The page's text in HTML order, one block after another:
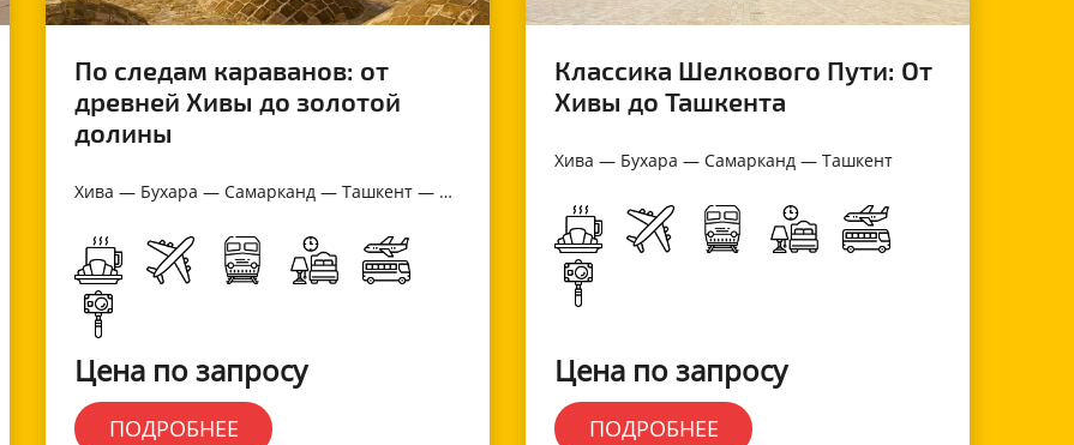
По следам караванов: от
древней Хивы до золотой
долины
Хива — Бухара — Самарканд — Ташкент — Коканд — Маргилан
Цена по запросу
ПОДРОБНЕЕ
Классика Шелкового Пути: От
Хивы до Ташкента
Хива — Бухара — Самарканд — Ташкент
Цена по запросу
ПОДРОБНЕЕ